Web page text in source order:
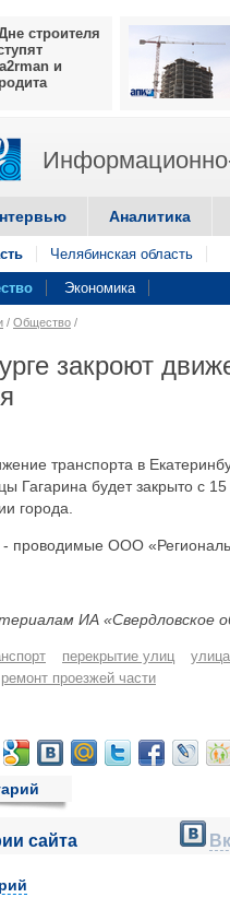
строителя
и
Аналитика
Челябинская область
Экономика
/ Общество /
закроют
транспорта в
Гагарина будет закрыто с
города.
проводимые ООО
ИА «Свердловское
перекрытие улиц
ремонт проезжей части
сайта